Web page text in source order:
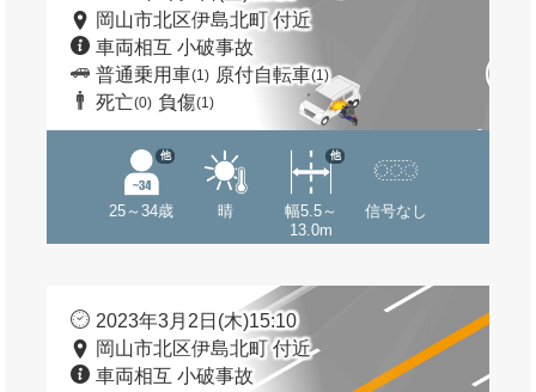
岡山市北区伊島北町 付近
車両相互 小破事故
普通乗用車(1) 原付自転車(1)
死亡(0) 負傷(1)
25～34歳
他
晴
幅5.5～
13.0m
他
信号なし
2023年3月2日(木)15:10
岡山市北区伊島北町 付近
車両相互 小破事故